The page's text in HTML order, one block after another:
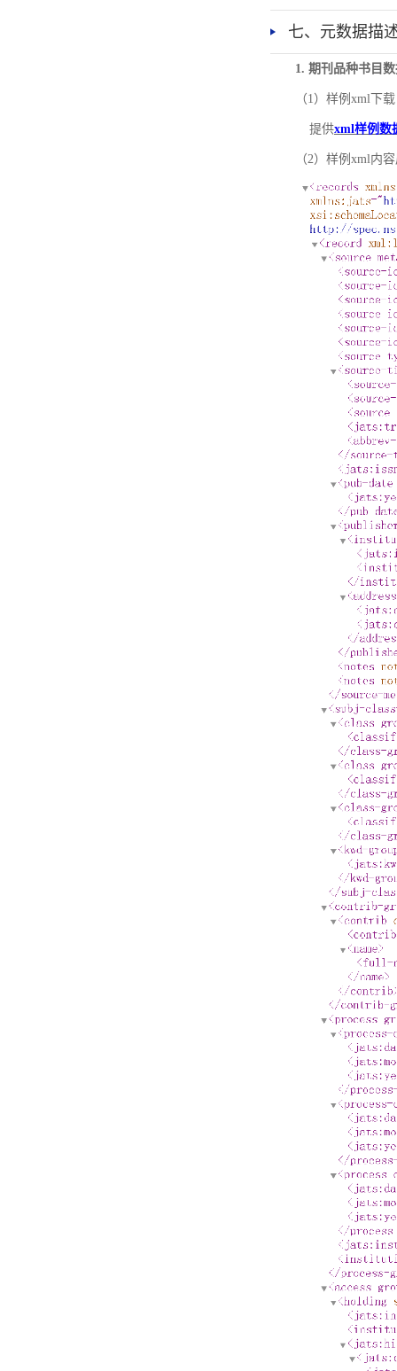
七、元数据描
1. 期刊品种书目
（1）样例xml下载
提供xml样例数
（2）样例xml内